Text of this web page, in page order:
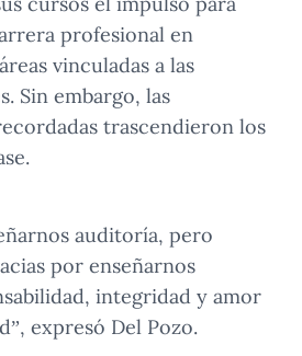
profesional en
vinculadas a las
Sin embargo, las
trascendieron los
auditoría, pero
por enseñarnos
integridad y amor
expresó Del Pozo.